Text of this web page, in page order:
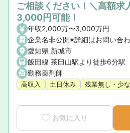
ご相談ください！＼高額求
3,000円可能！
年収2,000万〜3,000万円
企業名非公開※詳細はお問い合
愛知県 新城市
飯田線 茶臼山駅より徒歩6分駅
勤務薬剤師
高収入 土日休み 残業無し・少
お気に入り